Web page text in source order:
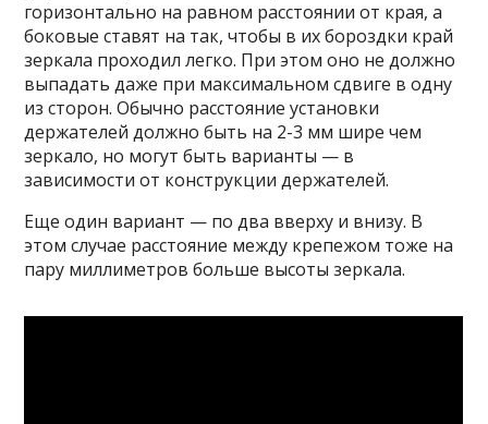
горизонтально на равном расстоянии от края, а
боковые ставят на так, чтобы в их бороздки край
зеркала проходил легко. При этом оно не должно
выпадать даже при максимальном сдвиге в одну
из сторон. Обычно расстояние установки
держателей должно быть на 2-3 мм шире чем
зеркало, но могут быть варианты — в
зависимости от конструкции держателей.
Еще один вариант — по два вверху и внизу. В
этом случае расстояние между крепежом тоже на
пару миллиметров больше высоты зеркала.